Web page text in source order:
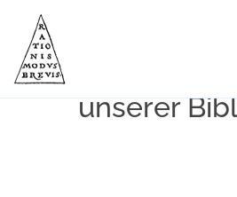
Einfache Suche
unserer